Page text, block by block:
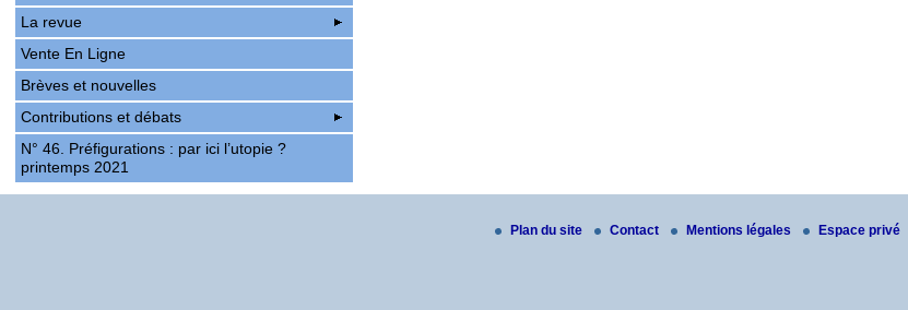
La revue
Vente En Ligne
Brèves et nouvelles
Contributions et débats
N° 46. Préfigurations : par ici l’utopie ?
printemps 2021
Plan du site Contact Mentions légales Espace privé